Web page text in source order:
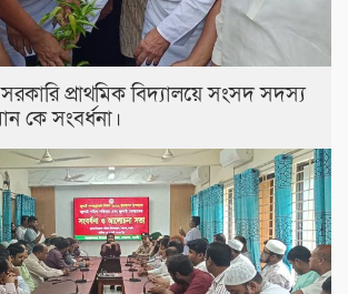
প্রাথমিক বিদ্যালয়ে সংসদ সদস্য
কে সংবর্ধনা।